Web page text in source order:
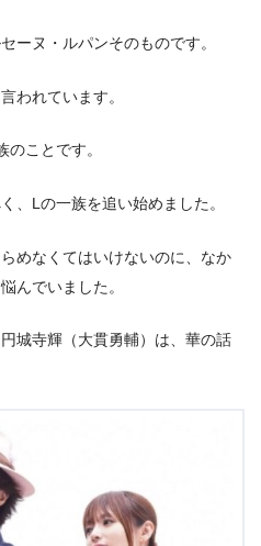
ーヌ・ルパンそのものです。
われています。
ことです。
、Lの一族を追い始めました。
めなくてはいけないのに、なか
んでいました。
城寺輝（大貫勇輔）は、華の話